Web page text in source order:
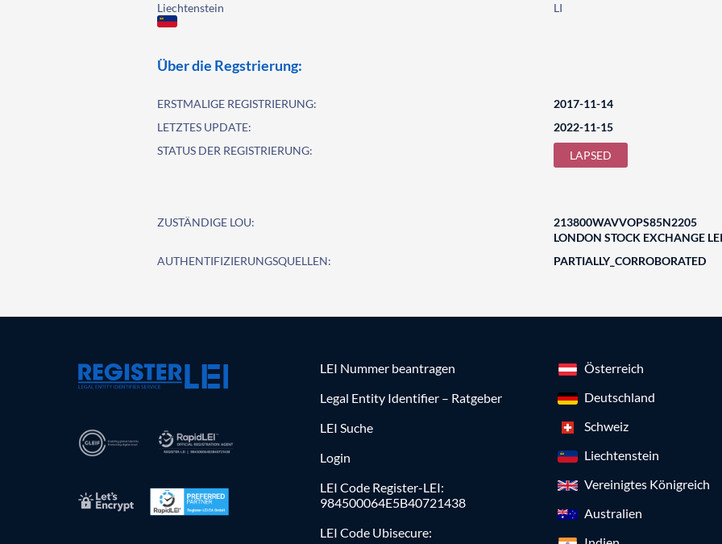
Liechtenstein
LI
Über die Regstrierung:
ERSTMALIGE REGISTRIERUNG:
2017-11-14
LETZTES UPDATE:
2022-11-15
STATUS DER REGISTRIERUNG:
LAPSED
ZUSTÄNDIGE LOU:
213800WAVVOPS85N2205
LONDON STOCK EXCHANGE
AUTHENTIFIZIERUNGSQUELLEN:
PARTIALLY_CORROBORATED
LEI Nummer beantragen
Legal Entity Identifier – Ratgeber
LEI Suche
Login
LEI Code Register-LEI:
984500064E5B40721438
LEI Code Ubisecure:
Österreich
Deutschland
Schweiz
Liechtenstein
Vereinigtes Königreich
Australien